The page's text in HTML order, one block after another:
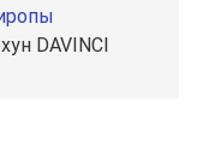
DAVINCI